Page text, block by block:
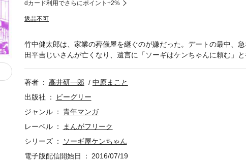
dカード利用でさらにポイント+2%
返品不可
竹中健太郎は、家業の葬儀屋を継ぐのが嫌だった。デートの最中、
田平吉じいさんが亡くなり、遺言に「ソーギはケンちゃんに頼む」
著者 高井研一郎
中原まこと
出版社
ビーグリー
ジャンル
青年マンガ
レーベル
まんがフリーク
シリーズ
ソーギ屋ケンちゃん
電子版配信開始日
2016/07/19